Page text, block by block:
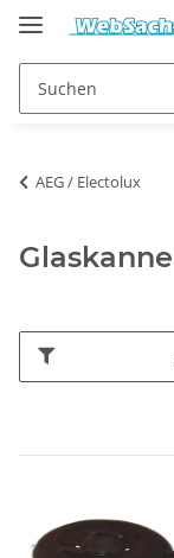
AEG / Electolux
Glaskanne